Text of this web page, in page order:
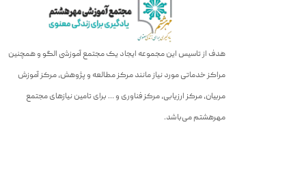
هدف از تاسیس این مجموعه ایجاد یک مجتمع آموزشی الگو و همچنین
مراکز خدماتی مورد نیاز مانند مرکز مطالعه و پژوهش، مرکز آموزش
مربیان، مرکز ارزیابی، مرکز فناوری و … برای تامین نیازهای مجتمع
مهرهشتم می‌باشد.